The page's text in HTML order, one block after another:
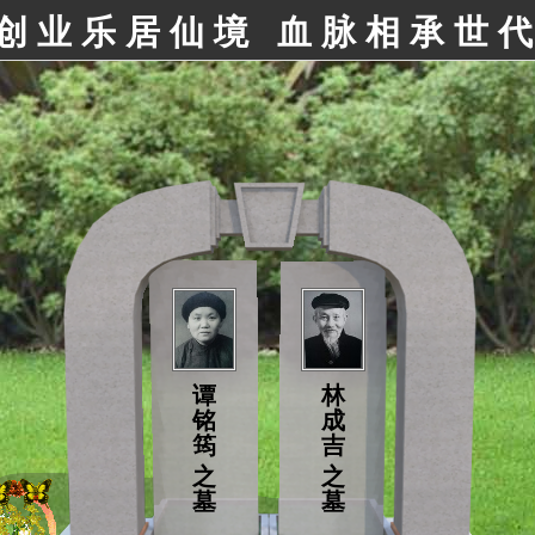
业乐居仙境 血脉相承世
谭
铭
筠
之
墓
林
成
吉
之
墓